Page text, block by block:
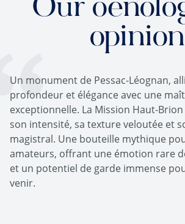
Our
opinion
Un monument de Pessac-Léognan,
profondeur et élégance avec une
exceptionnelle. La Mission Haut-
son intensité, sa texture veloutée et
magistral. Une bouteille mythique
amateurs, offrant une émotion rare
et un potentiel de garde immense
venir.